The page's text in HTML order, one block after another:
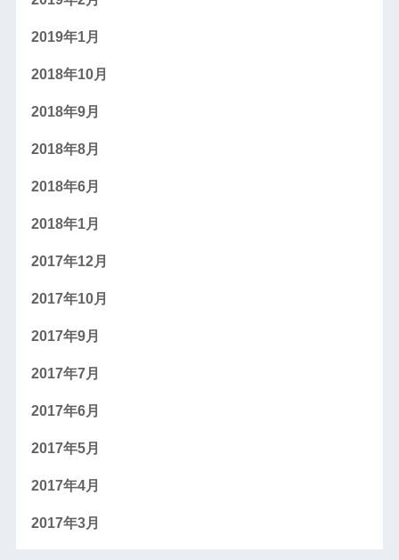
2019年1月
2018年10月
2018年9月
2018年8月
2018年6月
2018年1月
2017年12月
2017年10月
2017年9月
2017年7月
2017年6月
2017年5月
2017年4月
2017年3月